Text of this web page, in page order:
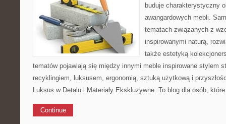
buduje charakterystyczny
awangardowych mebli.
tematach związanych z
inspirowanymi naturą,
także estetyką
tematów pojawiają się między innymi meble inspirowane stylem
recyklingiem, luksusem, ergonomią, sztuką użytkową i
Luksus w Detalu i Materiały Ekskluzywne. To blog dla osób,
Continue